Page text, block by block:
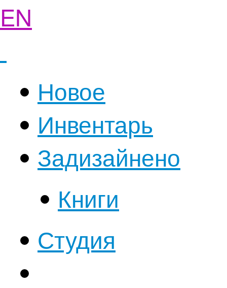
EN
Новое
Инвентарь
Задизайнено
Книги
Студия